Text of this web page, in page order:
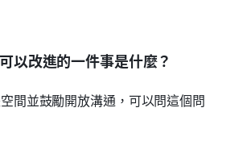
以改進的一件事是什麼？
間並鼓勵開放溝通，可以問這個問